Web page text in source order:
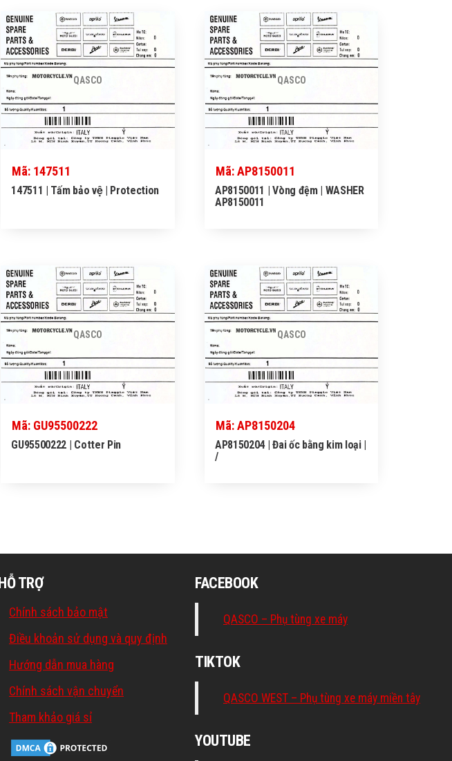
QASCO
Mã: 147511
147511 | Tấm bảo vệ | Protection
QASCO
Mã: AP8150011
AP8150011 | Vòng đệm | WASHER
AP8150011
QASCO
Mã: GU95500222
GU95500222 | Cotter Pin
QASCO
Mã: AP8150204
AP8150204 | Đai ốc bằng kim loại |
/
HỖ TRỢ
Chính sách bảo mật
Điều khoản sử dụng và quy định
Hướng dẫn mua hàng
Chính sách vận chuyển
Tham khảo giá sỉ
FACEBOOK
QASCO – Phụ tùng xe máy
TIKTOK
QASCO WEST – Phụ tùng xe máy miền tây
YOUTUBE